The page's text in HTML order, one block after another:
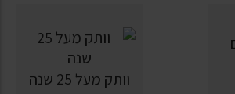
וותק מעל 25 שנה